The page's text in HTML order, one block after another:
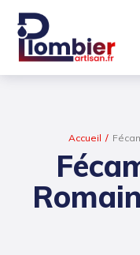
Accueil